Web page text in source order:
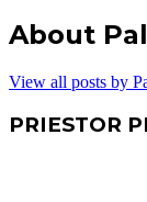
About
View all posts by
PRIESTOR